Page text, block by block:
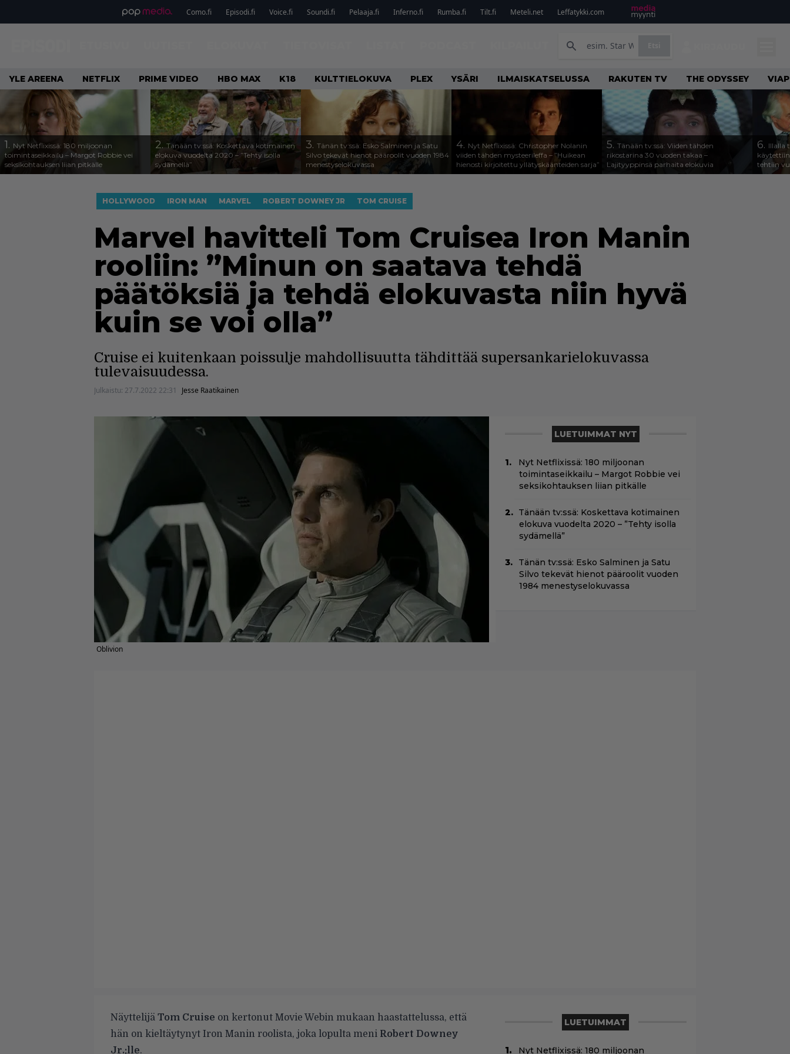
Como.fi Episodi.fi Voice.fi Soundi.fi Pelaaja.fi Inferno.fi Rumba.fi Tilt.fi Meteli.net Leffatykki.com
YLE AREENA NETFLIX PRIME VIDEO HBO MAX K18 KULTTIELOKUVA PLEX YSÄRI ILMAISKATSELUSSA RAKUTEN TV THE ODYSSEY
1. Nyt Netflixissä: 180 miljoonan
toimintaseikkailu – Margot Robbie vei
seksikohtauksen liian pitkälle
2. Tänään tv:ssä: Koskettava kotimainen
elokuva vuodelta 2020 – ”Tehty isolla
sydämellä”
3. Tänän tv:ssä: Esko Salminen ja Satu
Silvo tekevät hienot pääroolit vuoden 1984
menestyselokuvassa
4. Nyt Netflixissä: Christopher Nolanin
viiden tähden mysteerileffa – ”Huikean
hienosti kirjoitettu yllätyskäänteiden sarja”
5. Tänään tv:ssä: Viiden tähden
rikostarina 30 vuoden takaa –
Lajityyppinsä parhaita elokuvia
6. Illalla
tehtiin
HOLLYWOOD IRON MAN MARVEL ROBERT DOWNEY JR TOM CRUISE
Marvel havitteli Tom Cruisea Iron Manin
rooliin: ”Minun on saatava tehdä
päätöksiä ja tehdä elokuvasta niin hyvä
kuin se voi olla”
Cruise ei kuitenkaan poissulje mahdollisuutta tähdittää supersankarielokuvassa
tulevaisuudessa.
Julkaistu: 27.7.2022 22:31 Jesse Raatikainen
Oblivion
LUETUIMMAT NYT
Nyt Netflixissä: 180 miljoonan
toimintaseikkailu – Margot Robbie vei
seksikohtauksen liian pitkälle
Tänään tv:ssä: Koskettava kotimainen
elokuva vuodelta 2020 – ”Tehty isolla
sydämellä”
Tänän tv:ssä: Esko Salminen ja Satu
Silvo tekevät hienot pääroolit vuoden
1984 menestyselokuvassa
Näyttelijä Tom Cruise on kertonut Movie Webin mukaan haastattelussa, että
hän on kieltäytynyt Iron Manin roolista, joka lopulta meni Robert Downey
Jr.:lle.
LUETUIMMAT
Nyt Netflixissä: 180 miljoonan